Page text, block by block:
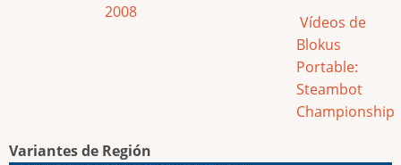
2008
Vídeos de
Blokus
Portable:
Steambot
Championship
Variantes de Región